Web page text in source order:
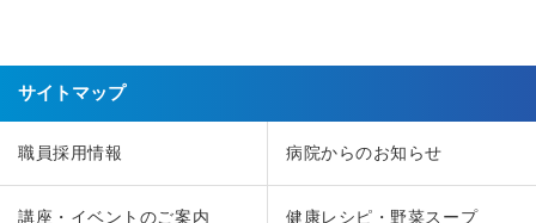
サイトマップ
職員採用情報 病院からのお知らせ
講座・イベントのご案内 健康レシピ・野菜スープ